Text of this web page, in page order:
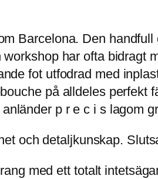
Barcelona. Den handfull
har ofta bidragt
fot utfodrad med
på alldeles perfekt
p r e c i s lagom
och detaljkunskap.
med ett totalt